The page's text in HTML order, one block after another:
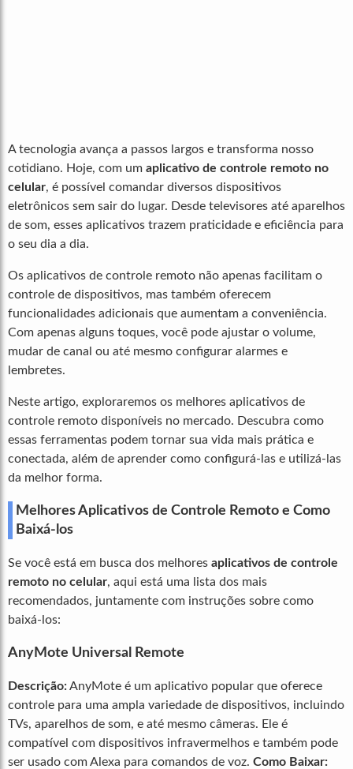
A tecnologia avança a passos largos e transforma nosso
cotidiano. Hoje, com um aplicativo de controle remoto no
celular, é possível comandar diversos dispositivos
eletrônicos sem sair do lugar. Desde televisores até aparelhos
de som, esses aplicativos trazem praticidade e eficiência para
o seu dia a dia.
Os aplicativos de controle remoto não apenas facilitam o
controle de dispositivos, mas também oferecem
funcionalidades adicionais que aumentam a conveniência.
Com apenas alguns toques, você pode ajustar o volume,
mudar de canal ou até mesmo configurar alarmes e
lembretes.
Neste artigo, exploraremos os melhores aplicativos de
controle remoto disponíveis no mercado. Descubra como
essas ferramentas podem tornar sua vida mais prática e
conectada, além de aprender como configurá-las e utilizá-las
da melhor forma.
Melhores Aplicativos de Controle Remoto e Como
Baixá-los
Se você está em busca dos melhores aplicativos de controle
remoto no celular, aqui está uma lista dos mais
recomendados, juntamente com instruções sobre como
baixá-los:
AnyMote Universal Remote
Descrição:AnyMote é um aplicativo popular que oferece
controle para uma ampla variedade de dispositivos, incluindo
TVs, aparelhos de som, e até mesmo câmeras. Ele é
compatível com dispositivos infravermelhos e também pode
ser usado com Alexa para comandos de voz. Como Baixar: